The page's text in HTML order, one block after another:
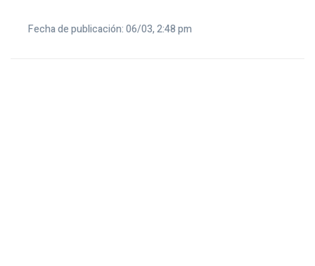
Fecha de publicación: 06/03, 2:48 pm